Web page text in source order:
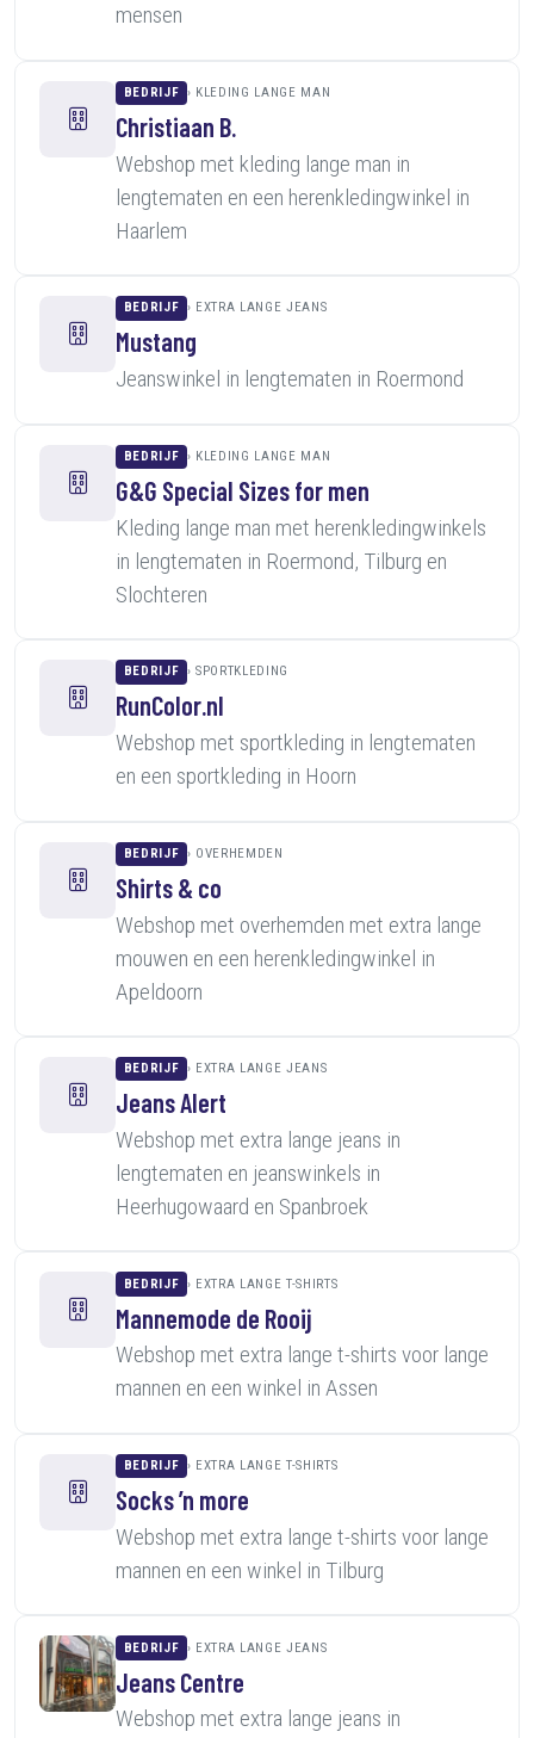
mensen
BEDRIJF KLEDING LANGE MAN
Christiaan B.
Webshop met kleding lange man in
lengtematen en een herenkledingwinkel in
Haarlem
BEDRIJF EXTRA LANGE JEANS
Mustang
Jeanswinkel in lengtematen in Roermond
BEDRIJF KLEDING LANGE MAN
G&G Special Sizes for men
Kleding lange man met herenkledingwinkels
in lengtematen in Roermond, Tilburg en
Slochteren
BEDRIJF SPORTKLEDING
RunColor.nl
Webshop met sportkleding in lengtematen
en een sportkleding in Hoorn
BEDRIJF OVERHEMDEN
Shirts & co
Webshop met overhemden met extra lange
mouwen en een herenkledingwinkel in
Apeldoorn
BEDRIJF EXTRA LANGE JEANS
Jeans Alert
Webshop met extra lange jeans in
lengtematen en jeanswinkels in
Heerhugowaard en Spanbroek
BEDRIJF EXTRA LANGE T-SHIRTS
Mannemode de Rooij
Webshop met extra lange t-shirts voor lange
mannen en een winkel in Assen
BEDRIJF EXTRA LANGE T-SHIRTS
Socks ’n more
Webshop met extra lange t-shirts voor lange
mannen en een winkel in Tilburg
BEDRIJF EXTRA LANGE JEANS
Jeans Centre
Webshop met extra lange jeans in